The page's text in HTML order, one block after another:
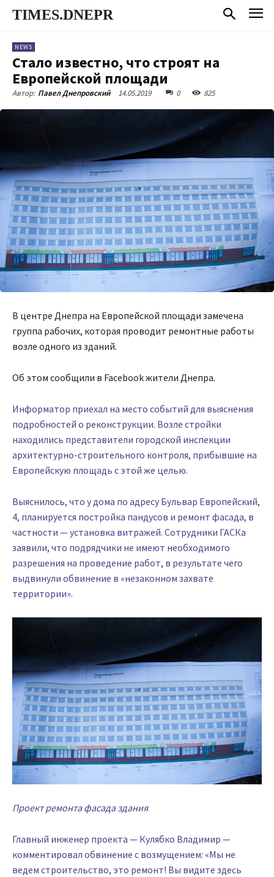
TIMES.DNEPR
NEWS
Стало известно, что строят на
Европейской площади
Автор: Павел Днепровский 14.05.2019 0 825
В центре Днепра на Европейской площади замечена
группа рабочих, которая проводит ремонтные работы
возле одного из зданий.
Об этом сообщили в Facebook жители Днепра.
Информатор приехал на место событий для выяснения
подробностей о реконструкции. Возле стройки
находились представители городской инспекции
архитектурно-строительного контроля, прибывшие на
Европейскую площадь с этой же целью.
Выяснилось, что у дома по адресу Бульвар Европейский,
4, планируется постройка пандусов и ремонт фасада, в
частности — установка витражей. Сотрудники ГАСКа
заявили, что подрядчики не имеют необходимого
разрешения на проведение работ, в результате чего
выдвинули обвинение в «незаконном захвате
территории».
Проект ремонта фасада здания
Главный инженер проекта — Кулябко Владимир —
комментировал обвинение с возмущением: «Мы не
ведем строительство, это ремонт! Вы видите здесь